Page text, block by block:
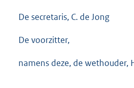
De secretaris, C. de Jong
De voorzitter,
namens deze, de wethouder,